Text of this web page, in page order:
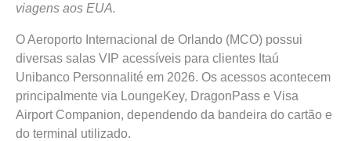
viagens aos EUA.
O Aeroporto Internacional de Orlando (MCO) possui
diversas salas VIP acessíveis para clientes Itaú
Unibanco Personnalité em 2026. Os acessos acontecem
principalmente via LoungeKey, DragonPass e Visa
Airport Companion, dependendo da bandeira do cartão e
do terminal utilizado.